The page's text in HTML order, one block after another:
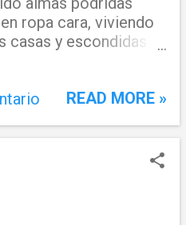
ropa cara, viviendo
casas y escondidas
Pero también he
nobles, humildes y
aunque tienen los
el dinero jamás
READ MORE »